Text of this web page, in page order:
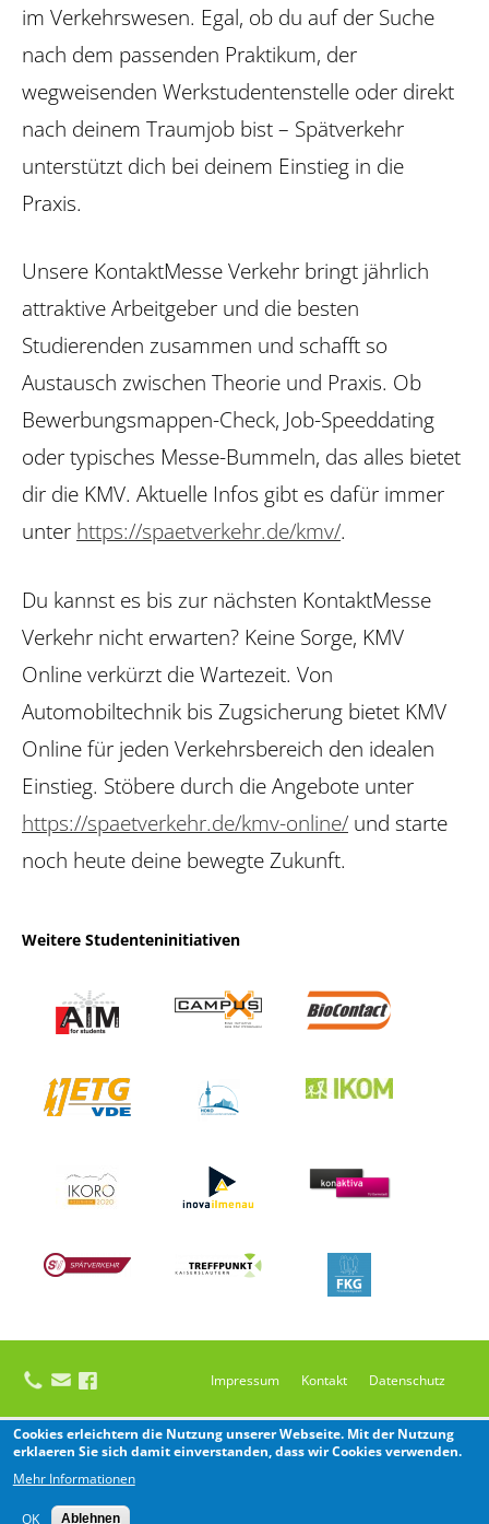
im Verkehrswesen. Egal, ob du auf der Suche
nach dem passenden Praktikum, der
wegweisenden Werkstudentenstelle oder direkt
nach deinem Traumjob bist – Spätverkehr
unterstützt dich bei deinem Einstieg in die
Praxis.
Unsere KontaktMesse Verkehr bringt jährlich
attraktive Arbeitgeber und die besten
Studierenden zusammen und schafft so
Austausch zwischen Theorie und Praxis. Ob
Bewerbungsmappen-Check, Job-Speeddating
oder typisches Messe-Bummeln, das alles bietet
dir die KMV. Aktuelle Infos gibt es dafür immer
unter https://spaetverkehr.de/kmv/.
Du kannst es bis zur nächsten KontaktMesse
Verkehr nicht erwarten? Keine Sorge, KMV
Online verkürzt die Wartezeit. Von
Automobiltechnik bis Zugsicherung bietet KMV
Online für jeden Verkehrsbereich den idealen
Einstieg. Stöbere durch die Angebote unter
https://spaetverkehr.de/kmv-online/ und starte
noch heute deine bewegte Zukunft.
Weitere Studenteninitiativen
Impressum Kontakt Datenschutz
Cookies erleichtern die Nutzung unserer Webseite. Mit der Nutzung
erklaeren Sie sich damit einverstanden, dass wir Cookies verwenden.
Mehr Informationen
OK Ablehnen